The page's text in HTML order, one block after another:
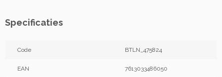
Specificaties
Code BTLN_475824
EAN 7613033486050